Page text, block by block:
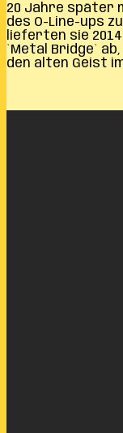
20 Jahre später
des O-Line-ups
lieferten sie
`Metal Bridge`
den alten Geist